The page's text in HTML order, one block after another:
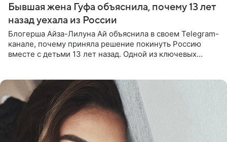
Бывшая жена Гуфа объяснила, почему 13 лет
назад уехала из России
Блогерша Айза-Лилуна Ай объяснила в своем Telegram-
канале, почему приняла решение покинуть Россию
вместе с детьми 13 лет назад. Одной из ключевых